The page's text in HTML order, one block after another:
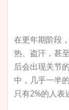
在更年期阶段
热、盗汗，甚
后会出现关节
中，几乎一半
只有2%的人表